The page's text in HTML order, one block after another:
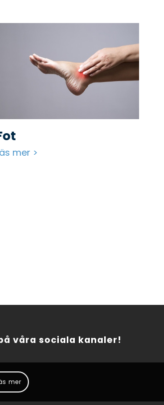
mer >
våra sociala kanaler!
mer